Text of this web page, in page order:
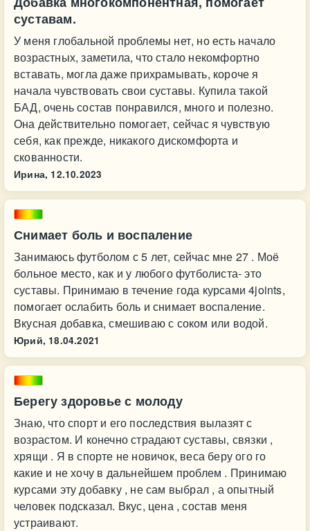
суставам.
У меня глобальной проблемы нет, но есть начало
возрастных, заметила, что стало некомфортно
вставать, могла даже прихрамывать, короче я
начала чувствовать свои суставы. Купила такой
БАД, очень состав понравился, много и полезно.
Она действительно помогает, сейчас я чувствую
себя, как прежде, никакого дискомфорта и
скованности.
Ирина, 12.10.2023
Снимает боль и воспаление
Занимаюсь футболом с 5 лет, сейчас мне 27 . Моё
больное место, как и у любого футболиста- это
суставы. Принимаю в течение года курсами 4joints,
помогает ослабить боль и снимает воспаление.
Вкусная добавка, смешиваю с соком или водой.
Юрий, 18.04.2021
Берегу здоровье с молоду
Знаю, что спорт и его последствия вылазят с
возрастом. И конечно страдают суставы, связки ,
хрящи . Я в спорте не новичок, веса беру ого го
какие и не хочу в дальнейшем проблем . Принимаю
курсами эту добавку , не сам выбрал , а опытный
человек подсказал. Вкус, цена , состав меня
устраивают.